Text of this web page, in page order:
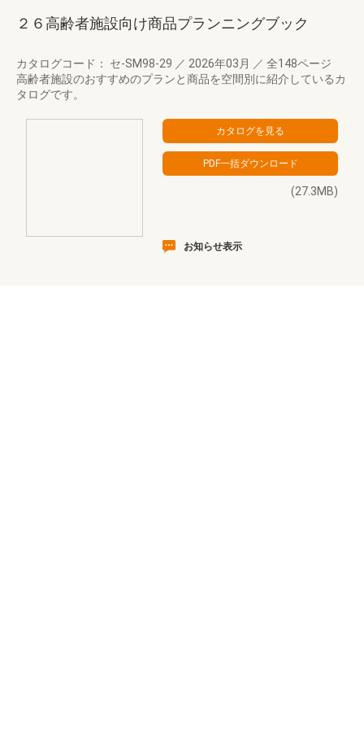
２６高齢者施設向け商品プランニングブック
カタログコード： セ-SM98-29 ／ 2026年03月 ／ 全148ページ
高齢者施設のおすすめのプランと商品を空間別に紹介しているカ
タログです。
(27.3MB)
お知らせ表示